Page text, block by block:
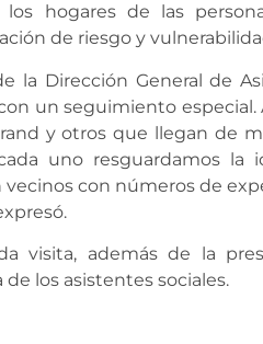
los hogares de las
de riesgo y
la Dirección General de
un seguimiento
y otros que llegan de
uno resguardamos la
con números de
visita, además de la
los asistentes sociales.